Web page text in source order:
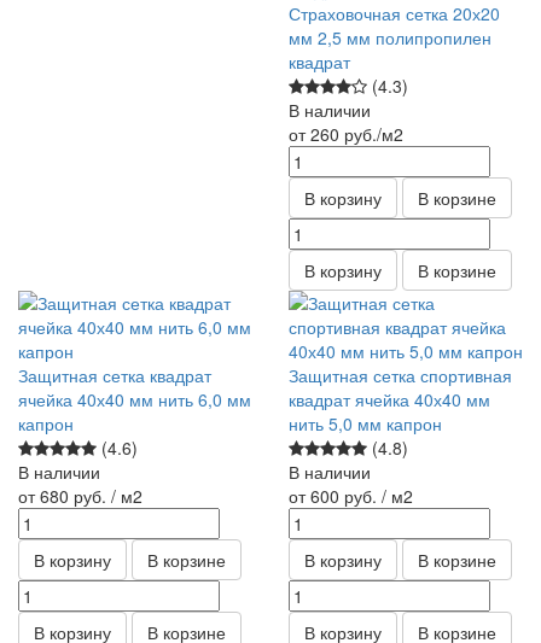
Страховочная сетка 20х20
мм 2,5 мм полипропилен
квадрат
(4.3)
В наличии
от 260 руб./м2
В корзину В корзине
В корзину В корзине
Защитная сетка квадрат
ячейка 40х40 мм нить 6,0 мм
капрон
(4.6)
В наличии
от 680 руб. / м2
В корзину В корзине
В корзину В корзине
Защитная сетка спортивная
квадрат ячейка 40х40 мм
нить 5,0 мм капрон
(4.8)
В наличии
от 600 руб. / м2
В корзину В корзине
В корзину В корзине